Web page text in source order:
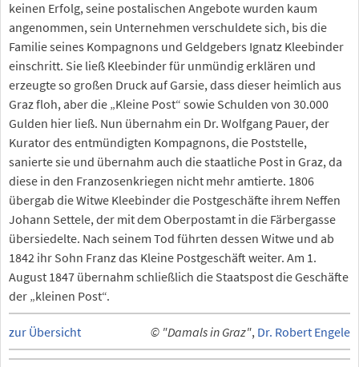
keinen Erfolg, seine postalischen Angebote wurden kaum
angenommen, sein Unternehmen verschuldete sich, bis die
Familie seines Kompagnons und Geldgebers Ignatz Kleebinder
einschritt. Sie ließ Kleebinder für unmündig erklären und
erzeugte so großen Druck auf Garsie, dass dieser heimlich aus
Graz floh, aber die „Kleine Post“ sowie Schulden von 30.000
Gulden hier ließ. Nun übernahm ein Dr. Wolfgang Pauer, der
Kurator des entmündigten Kompagnons, die Poststelle,
sanierte sie und übernahm auch die staatliche Post in Graz, da
diese in den Franzosenkriegen nicht mehr amtierte. 1806
übergab die Witwe Kleebinder die Postgeschäfte ihrem Neffen
Johann Settele, der mit dem Oberpostamt in die Färbergasse
übersiedelte. Nach seinem Tod führten dessen Witwe und ab
1842 ihr Sohn Franz das Kleine Postgeschäft weiter. Am 1.
August 1847 übernahm schließlich die Staatspost die Geschäfte
der „kleinen Post“.
zur Übersicht © "Damals in Graz", Dr. Robert Engele